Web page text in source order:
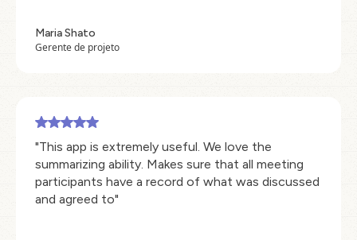
Maria Shato
Gerente de projeto
"This app is extremely useful. We love the
summarizing ability. Makes sure that all meeting
participants have a record of what was discussed
and agreed to"